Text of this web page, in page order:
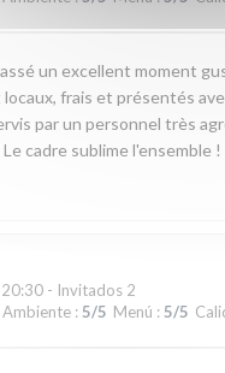
un excellent moment
frais et présentés
par un personnel très
cadre sublime l'ensemble
- Invitados 2
Ambiente : 5/5 Menú : 5/5